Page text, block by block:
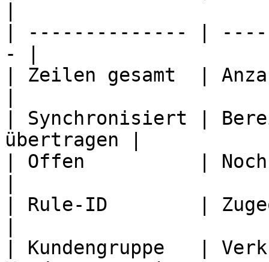
| -------------- |
- |
| Zeilen gesamt  |
| Synchronisiert |
übertragen |
| Offen          | Noch
| Rule-ID        |
| Kundengruppe   |